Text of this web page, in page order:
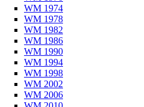
WM 1974
WM 1978
WM 1982
WM 1986
WM 1990
WM 1994
WM 1998
WM 2002
WM 2006